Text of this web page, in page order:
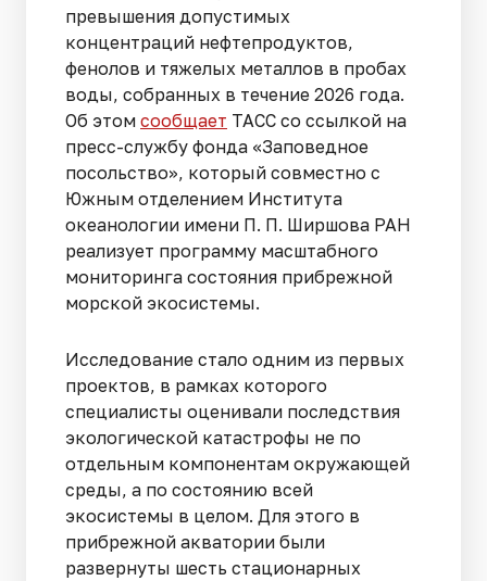
превышения допустимых
концентраций нефтепродуктов,
фенолов и тяжелых металлов в пробах
воды, собранных в течение 2026 года.
Об этом сообщает ТАСС со ссылкой на
пресс-службу фонда «Заповедное
посольство», который совместно с
Южным отделением Института
океанологии имени П. П. Ширшова РАН
реализует программу масштабного
мониторинга состояния прибрежной
морской экосистемы.
Исследование стало одним из первых
проектов, в рамках которого
специалисты оценивали последствия
экологической катастрофы не по
отдельным компонентам окружающей
среды, а по состоянию всей
экосистемы в целом. Для этого в
прибрежной акватории были
развернуты шесть стационарных